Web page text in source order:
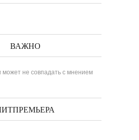
ВАЖНО
может не совпадать с мнением